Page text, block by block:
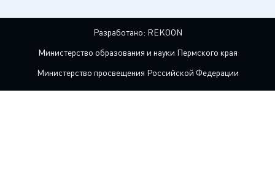
Разработано: REKOON
Министерство образования и науки Пермского края
Министерство просвещения Российской Федерации